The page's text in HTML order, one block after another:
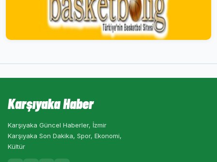
Karşıyaka Haber
Karşıyaka Güncel Haberler, İzmir
Karşıyaka Son Dakika, Spor, Ekonomi,
Kültür